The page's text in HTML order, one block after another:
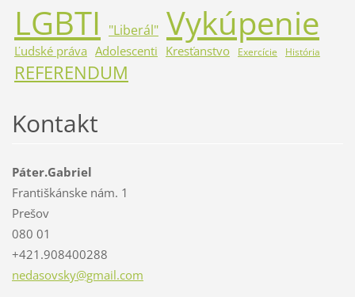
LGBTI "Liberál" Vykúpenie
Ľudské práva Adolescenti Kresťanstvo Exercície História
REFERENDUM
Kontakt
Páter.Gabriel
Františkánske nám. 1
Prešov
080 01
+421.908400288
nedasovsky@gmail.com